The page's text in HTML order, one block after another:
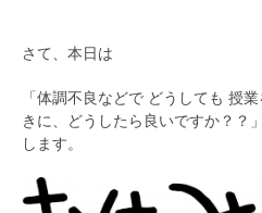
さて、本日は
「体調不良などで どうしても 授
きに、どうしたら良いですか？？
します。